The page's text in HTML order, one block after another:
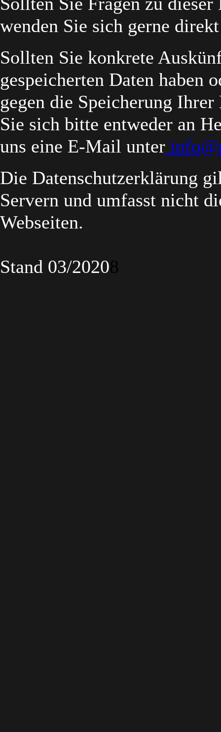
wenden Sie sich gerne
Sollten Sie konkrete
gespeicherten Daten haben
gegen die Speicherung
Sie sich bitte entweder an
uns eine E-Mail unter
Die Datenschutzerklärung
Servern und umfasst nicht
Webseiten.
Stand 03/20208